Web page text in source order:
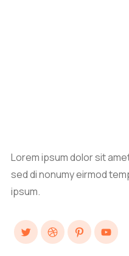
Lorem ipsum dolor sit
sed di nonumy eirmod
ipsum.
TwitterDribbblePinterest